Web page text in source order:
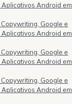
Android em
Google e
Android em
Google e
Android em
Google e
Android em